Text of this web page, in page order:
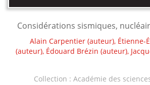
Considérations sismiques,
Alain Carpentier (auteur), Étienne-
(auteur), Édouard Brézin (auteur),
Collection : Académie des